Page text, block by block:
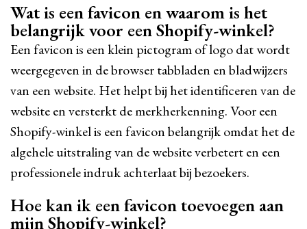
Wat is een favicon en waarom is het
belangrijk voor een Shopify-winkel?
Een favicon is een klein pictogram of logo dat wordt
weergegeven in de browser tabbladen en bladwijzers
van een website. Het helpt bij het identificeren van de
website en versterkt de merkherkenning. Voor een
Shopify-winkel is een favicon belangrijk omdat het de
algehele uitstraling van de website verbetert en een
professionele indruk achterlaat bij bezoekers.
Hoe kan ik een favicon toevoegen aan
mijn Shopify-winkel?